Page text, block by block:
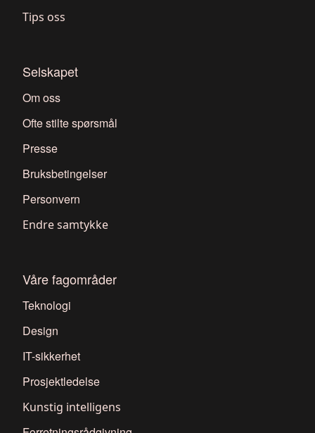
Tips oss
Selskapet
Om oss
Ofte stilte spørsmål
Presse
Bruksbetingelser
Personvern
Endre samtykke
Våre fagområder
Teknologi
Design
IT-sikkerhet
Prosjektledelse
Kunstig intelligens